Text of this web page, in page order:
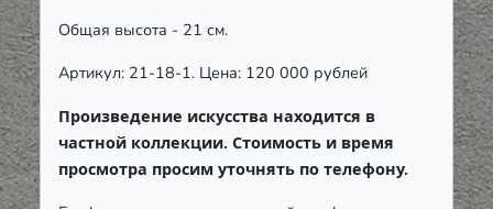
Общая высота - 21 см.
Артикул: 21-18-1. Цена: 120 000 рублей
Произведение искусства находится в
частной коллекции. Стоимость и время
просмотра просим уточнять по телефону.